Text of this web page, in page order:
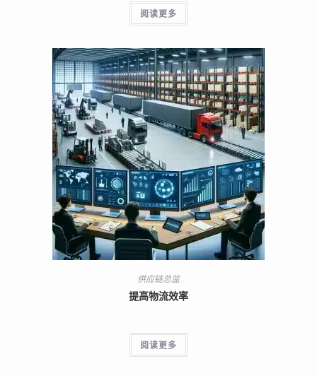
阅读更多
供应链总监
提高物流效率
阅读更多